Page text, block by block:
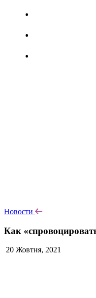
Новости
Как
20 Жовтня, 2021